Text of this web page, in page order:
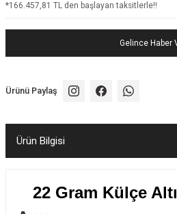
*166.457,81 TL den başlayan taksitlerle!!
Gelince Haber
Ürünü Paylaş
Ürün Bilgisi
22 Gram Külçe